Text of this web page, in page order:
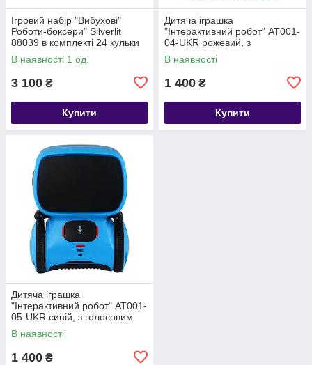
Ігровий набір "Вибухові"
Роботи-боксери" Silverlit
88039 в комплекті 24 кульки
В наявності 1 од.
3 100 ₴
Купити
Дитяча іграшка
"Інтерактивний робот" AT001-
04-UKR рожевий, з
голосовим керуванням
В наявності
1 400 ₴
Купити
Дитяча іграшка
"Інтерактивний робот" AT001-
05-UKR синій, з голосовим
керуванням
В наявності
1 400 ₴